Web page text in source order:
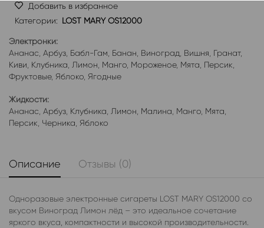
Добавить в избранное
Категории: LOST MARY OS12000
Электронки:
Ананас Арбуз Бабл-Гам Банан Виноград Вишня Гранат,
Киви Клубника Лимон Манго Мороженое, Мята Персик
Фруктовые, Яблоко Ягодные
Жидкости:
Ананас Арбуз Клубника Лимон Малина Манго Мята
Персик Черника Яблоко
Описание Отзывы (0)
Одноразовые электронные сигареты LOST MARY OS12000 со
вкусом Виноград Лимон лёд – это идеальное сочетание
яркого вкуса, компактности и высокой производительности.